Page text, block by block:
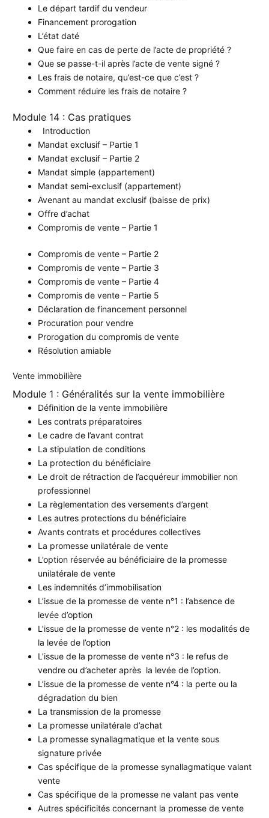
Le départ tardif du vendeur
Financement prorogation
L’état daté
Que faire en cas de perte de l’acte de propriété ?
Que se passe-t-il après l’acte de vente signé ?
Les frais de notaire, qu’est-ce que c’est ?
Comment réduire les frais de notaire ?
Module 14 : Cas pratiques
Introduction
Mandat exclusif – Partie 1
Mandat exclusif – Partie 2
Mandat simple (appartement)
Mandat semi-exclusif (appartement)
Avenant au mandat exclusif (baisse de prix)
Offre d’achat
Compromis de vente – Partie 1
Compromis de vente – Partie 2
Compromis de vente – Partie 3
Compromis de vente – Partie 4
Compromis de vente – Partie 5
Déclaration de financement personnel
Procuration pour vendre
Prorogation du compromis de vente
Résolution amiable
Vente immobilière
Module 1 : Généralités sur la vente immobilière
Définition de la vente immobilière
Les contrats préparatoires
Le cadre de l’avant contrat
La stipulation de conditions
La protection du bénéficiaire
Le droit de rétraction de l’acquéreur immobilier non
professionnel
La règlementation des versements d’argent
Les autres protections du bénéficiaire
Avants contrats et procédures collectives
La promesse unilatérale de vente
L’option réservée au bénéficiaire de la promesse
unilatérale de vente
Les indemnités d’immobilisation
L’issue de la promesse de vente n°1 : l’absence de
levée d’option
L’issue de la promesse de vente n°2 : les modalités de
la levée de l’option
L’issue de la promesse de vente n°3 : le refus de
vendre ou d’acheter après la levée de l’option.
L’issue de la promesse de vente n°4 : la perte ou la
dégradation du bien
La transmission de la promesse
La promesse unilatérale d’achat
La promesse synallagmatique et la vente sous
signature privée
Cas spécifique de la promesse synallagmatique valant
vente
Cas spécifique de la promesse ne valant pas vente
Autres spécificités concernant la promesse de vente